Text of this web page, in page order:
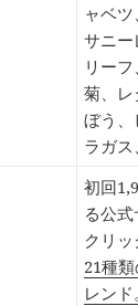
ャベツ
サニ
リー
菊、
ぼう
ラガス
初回
る公
クリッ
21種
レン